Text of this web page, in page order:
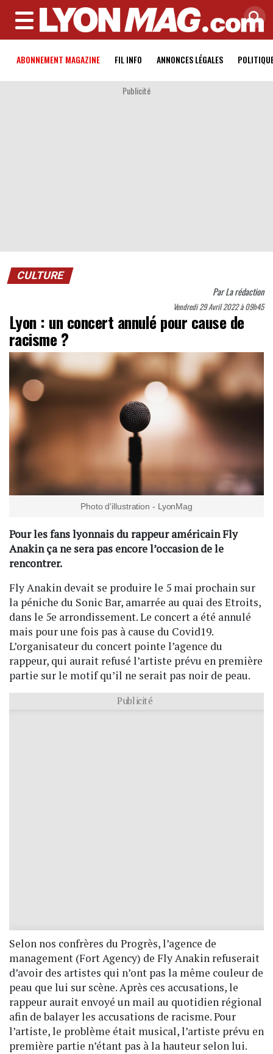
MENU
ABONNEMENT MAGAZINE FIL INFO ANNONCES LÉGALES
Publicité
CULTURE
ParLa rédaction
Vendredi 29 Avril 2022 à 09h45
Lyon : un concert annulé pour cause de
racisme ?
Photo d'illustration - LyonMag
Pour les fans lyonnais du rappeur américain Fly
Anakin ça ne sera pas encore l’occasion de le
rencontrer.
Fly Anakin devait se produire le 5 mai prochain sur
la péniche du Sonic Bar, amarrée au quai des Etroits,
dans le 5e arrondissement. Le concert a été annulé
mais pour une fois pas à cause du Covid19.
L’organisateur du concert pointe l’agence du
rappeur, qui aurait refusé l’artiste prévu en première
partie sur le motif qu’il ne serait pas noir de peau.
Publicité
Selon nos confrères du Progrès, l’agence de
management (Fort Agency) de Fly Anakin refuserait
d’avoir des artistes qui n’ont pas la même couleur de
peau que lui sur scène. Après ces accusations, le
rappeur aurait envoyé un mail au quotidien régional
afin de balayer les accusations de racisme. Pour
l’artiste, le problème était musical, l’artiste prévu en
première partie n’étant pas à la hauteur selon lui.